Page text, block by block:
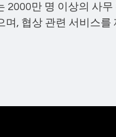
2000만 명 이상의 사
며, 협상 관련 서비스